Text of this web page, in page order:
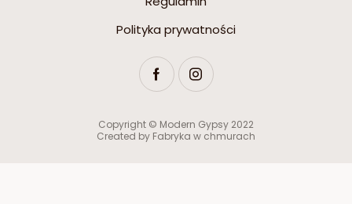
Polityka prywatności
Copyright © Modern Gypsy 2022
Created by Fabryka w chmurach